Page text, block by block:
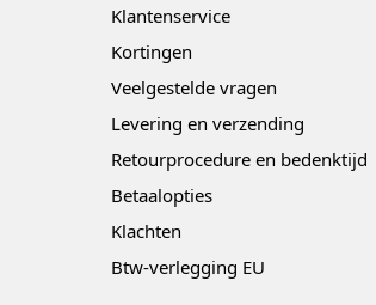
Klantenservice
Kortingen
Veelgestelde vragen
Levering en verzending
Retourprocedure en bedenktijd
Betaalopties
Klachten
Btw-verlegging EU